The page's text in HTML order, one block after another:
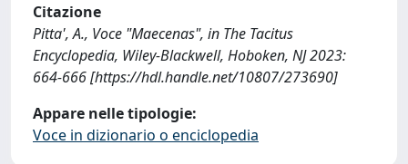
Citazione
Pitta', A., Voce "Maecenas", in The Tacitus
Encyclopedia, Wiley-Blackwell, Hoboken, NJ 2023:
664-666 [https://hdl.handle.net/10807/273690]
Appare nelle tipologie:
Voce in dizionario o enciclopedia